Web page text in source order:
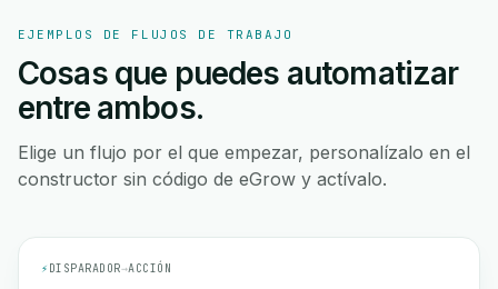
EJEMPLOS DE FLUJOS DE TRABAJO
Cosas que puedes automatizar
entre ambos.
Elige un flujo por el que empezar, personalízalo en el
constructor sin código de eGrow y actívalo.
⚡ DISPARADOR→ACCIÓN